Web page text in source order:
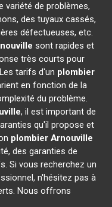
variété de problèmes,
des tuyaux cassés,
défectueuses, etc.
sont rapides et
très courts pour
tarifs d'un plombier
en fonction de la
du problème.
, il est important de
qu'il propose et
plombier Arnouville
des garanties de
Si vous recherchez un
n'hésitez pas à
Nous offrons